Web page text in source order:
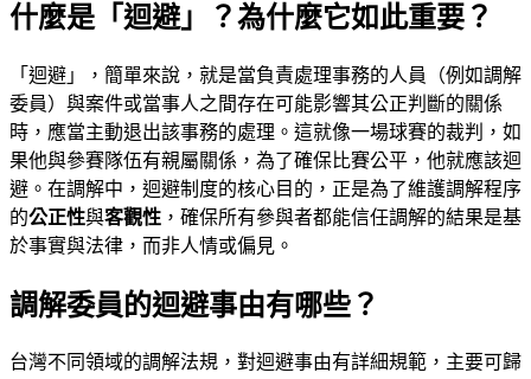
什麼是「迴避」？為什麼它如此重要？
「迴避」，簡單來說，就是當負責處理事務的人員（例如調解
委員）與案件或當事人之間存在可能影響其公正判斷的關係
時，應當主動退出該事務的處理。這就像一場球賽的裁判，如
果他與參賽隊伍有親屬關係，為了確保比賽公平，他就應該迴
避。在調解中，迴避制度的核心目的，正是為了維護調解程序
的公正性與客觀性 ，確保所有參與者都能信任調解的結果是基
於事實與法律，而非人情或偏見。
調解委員的迴避事由有哪些？
台灣不同領域的調解法規，對迴避事由有詳細規範，主要可歸